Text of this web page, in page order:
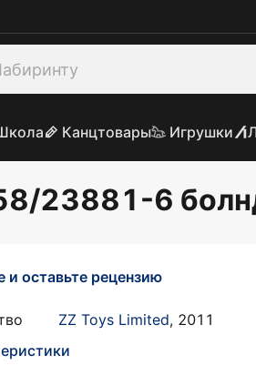
Канцтовары Игрушки
23881-6
и оставьте рецензию
ZZ Toys Limited, 2011